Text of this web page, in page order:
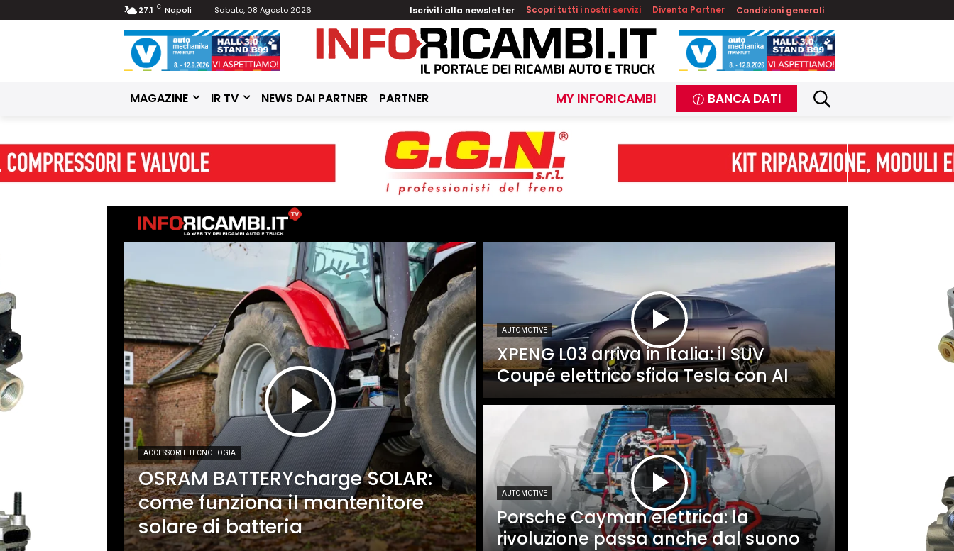
27.1 C Napoli Sabato, 08 Agosto 2026 Iscriviti alla newsletter Scopri tutti i nostri servizi Diventa Partner Condizioni generali
MAGAZINE IR TV NEWS DAI PARTNER PARTNER MY INFORICAMBI BANCA DATI
ACCESSORI E TECNOLOGIA
OSRAM BATTERYcharge SOLAR:
come funziona il mantenitore
solare di batteria
AUTOMOTIVE
XPENG L03 arriva in Italia: il SUV
Coupé elettrico sfida Tesla con AI
AUTOMOTIVE
Porsche Cayman elettrica: la
rivoluzione passa anche dal suono